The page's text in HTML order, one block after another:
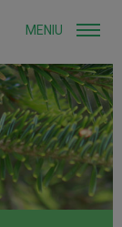
MENIU